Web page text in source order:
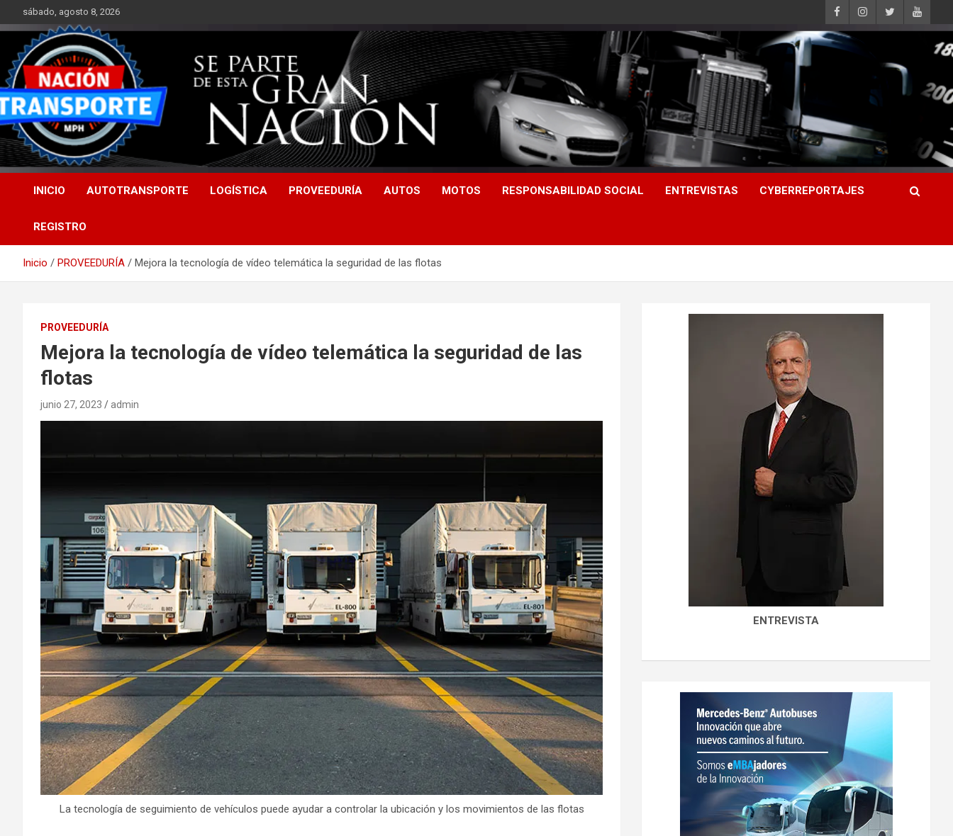
al
contenido
sábado, agosto 8, 2026
INICIO AUTOTRANSPORTE LOGÍSTICA PROVEEDURÍA AUTOS MOTOS RESPONSABILIDAD SOCIAL ENTREVISTAS CYBERREPORTAJES
REGISTRO
Inicio PROVEEDURÍA Mejora la tecnología de vídeo telemática la seguridad de las flotas
PROVEEDURÍA
Mejora la tecnología de vídeo telemática la seguridad de las
flotas
junio 27, 2023 admin
La tecnología de seguimiento de vehículos puede ayudar a controlar la ubicación y los movimientos de las flotas
ENTREVISTA